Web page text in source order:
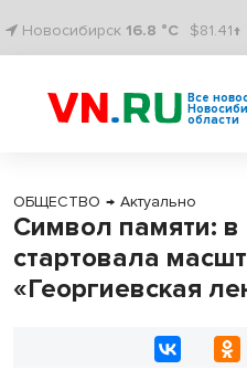
Новосибирск 16.8 °C $81.41↑
Все
области
ОБЩЕСТВО → Актуально
Символ памяти: в
стартовала
«Георгиевская